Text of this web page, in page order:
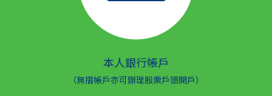
本人銀行帳戶
（無摺帳戶亦可辦理股票戶頭開戶）